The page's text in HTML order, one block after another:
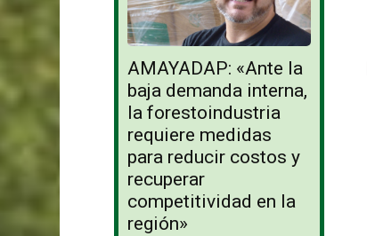
AMAYADAP: «Ante la
baja demanda interna,
la forestoindustria
requiere medidas
para reducir costos y
recuperar
competitividad en la
región»